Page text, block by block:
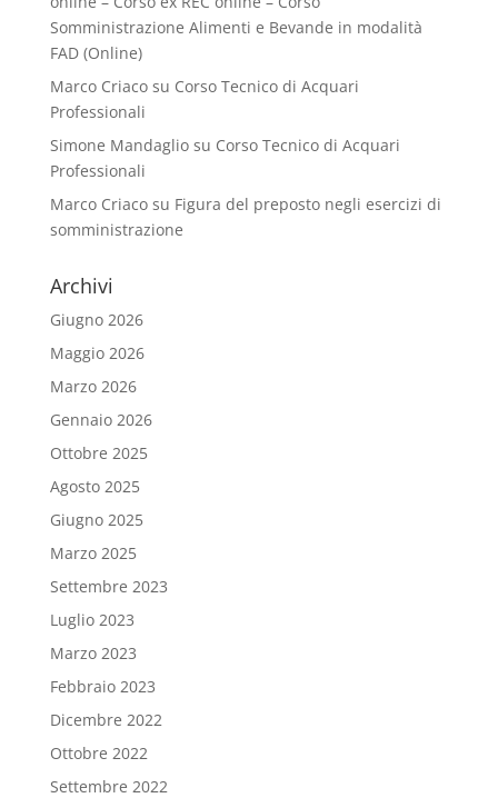
Somministrazione Alimenti e Bevande in modalità
FAD (Online)
Marco Criacosu Corso Tecnico di Acquari
Professionali
Simone Mandagliosu Corso Tecnico di Acquari
Professionali
Marco Criacosu Figura del preposto negli esercizi di
somministrazione
Archivi
Giugno 2026
Maggio 2026
Marzo 2026
Gennaio 2026
Ottobre 2025
Agosto 2025
Giugno 2025
Marzo 2025
Settembre 2023
Luglio 2023
Marzo 2023
Febbraio 2023
Dicembre 2022
Ottobre 2022
Settembre 2022